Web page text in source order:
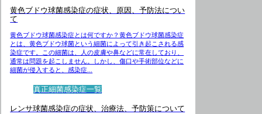
黄色ブドウ球菌感染症の症状、原因、予防法につい
て
黄色ブドウ球菌感染症とは何ですか？黄色ブドウ球菌感染症
とは、黄色ブドウ球菌という細菌によって引き起こされる感
染症です。この細菌は、人の皮膚や鼻などに常在しており、
通常は問題を起こしません。しかし、傷口や手術部位などに
細菌が侵入すると、感染症...
真正細菌感染症一覧
レンサ球菌感染症の症状、治療法、予防策について